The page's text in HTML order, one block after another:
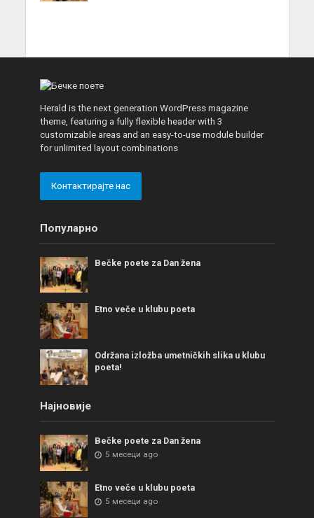
Herald is the next generation WordPress magazine
theme, featuring a fully flexible header with 3
customizable areas and an easy-to-use module builder
for unlimited layout combinations
Контактирајте нас
Популарно
Bečke poete za Dan žena
Etno veče u klubu poeta
Održana izložba umetničkih slika u klubu
poeta!
Најновије
Bečke poete za Dan žena
5 месеци ago
Etno veče u klubu poeta
5 месеци ago